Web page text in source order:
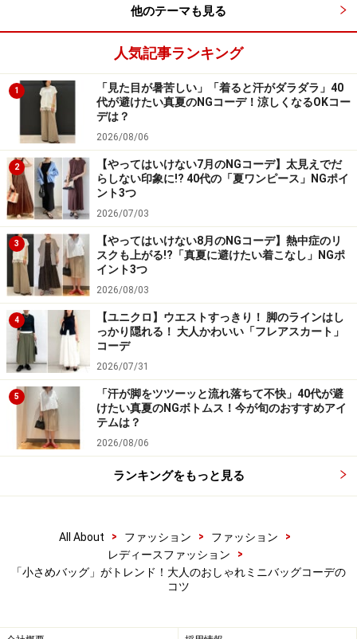
Tシャツワンピやスウェットアイテムなど、家の中でも
外でも対応できるようなワンマイルウエアも人気です。
ですが、40代の女性の場合、ラフになりすぎると手抜き
に見えたり、部屋着っぽく見えてしまうのが心配という
声も……。
そんな時はきちんと感のあるレザーのミニバッグを合わ
せると、バランスがよくなるのでおすすめ。斜め掛けす
ると、さらに目線がアップするので、カジュアル感を軽
減できます。その際、足元もスニーカーではなく、少し
甲が見えるようなフラットシューズやサンダルを合わせ
るとよりあか抜けた印象に仕上がりますよ。
5. 春の黒ワンピは白やベージュのミニバッ
グで抜け感を
黒やネイビー、グレーなどダークカラーにはホワイト系ミニ
バッグが効きます 出典：WEAR
着やせ効果があり、一年を通して40代の女性にも人気が
夏シーズンには重たく見えがちなところが少々気になり
ます。
他のテーマも見る
人気記事ランキング
1
「見た目が暑苦しい」「着ると汗がダラダラ」40
代が避けたい真夏のNGコーデ！涼しくなるOKコー
デは？
2026/08/06
2
【やってはいけない7月のNGコーデ】太見えでだ
らしない印象に!? 40代の「夏ワンピース」NGポイ
ント3つ
2026/07/03
3
【やってはいけない8月のNGコーデ】熱中症のリ
スクも上がる!?「真夏に避けたい着こなし」NGポ
イント3つ
2026/08/03
4
【ユニクロ】ウエストすっきり！ 脚のラインはし
っかり隠れる！ 大人かわいい「フレアスカート」
コーデ
2026/07/31
5
「汗が脚をツツーッと流れ落ちて不快」40代が避
けたい真夏のNGボトムス！今が旬のおすすめアイ
テムは？
2026/08/06
ランキングをもっと見る
All About > ファッション > ファッション
>
レディースファッション
>
「小さめバッグ」がトレンド！大人のおしゃれミニバッグコーデの
コツ